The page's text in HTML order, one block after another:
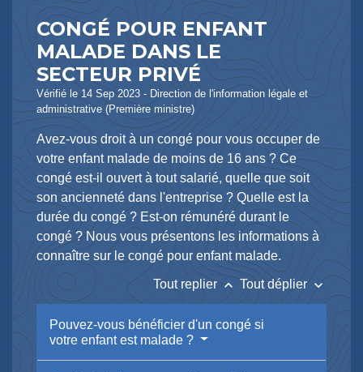
CONGÉ POUR ENFANT
MALADE DANS LE
SECTEUR PRIVÉ
Vérifié le 14 Sep 2023 - Direction de l'information légale et
administrative (Première ministre)
Avez-vous droit à un congé pour vous occuper de
votre enfant malade de moins de 16 ans ? Ce
congé est-il ouvert à tout salarié, quelle que soit
son ancienneté dans l'entreprise ? Quelle est la
durée du congé ? Est-on rémunéré durant le
congé ? Nous vous présentons les informations à
connaître sur le congé pour enfant malade.
Tout replierkeyboard_arrow_up Tout déplier keyboard_arrow_down
Pouvez-vous bénéficier d'un congé si
votre enfant est malade ?